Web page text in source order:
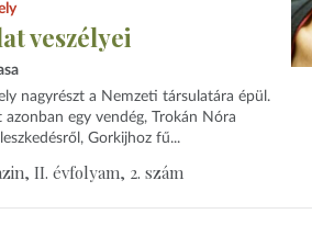
veszélyei
nagyrészt a Nemzeti társulatára épül.
azonban egy vendég, Trokán Nóra
Gorkijhoz fű...
II. évfolyam, 2. szám